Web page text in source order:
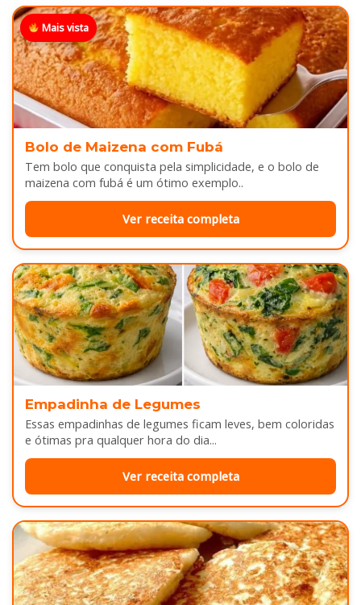
Mais vista
Bolo de Maizena com Fubá
Tem bolo que conquista pela simplicidade, e o bolo de
maizena com fubá é um ótimo exemplo..
Ver receita completa
Empadinha de Legumes
Essas empadinhas de legumes ficam leves, bem coloridas
e ótimas pra qualquer hora do dia...
Ver receita completa